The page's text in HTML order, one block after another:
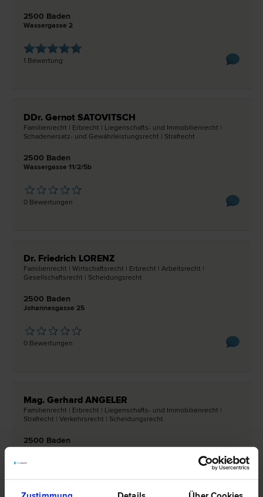
2500 Baden
Wassergasse 2
1 Bewertung
DDr. Gernot SATOVITSCH
Familien­recht | Erb­recht | Liegenschafts- und Immobilien­recht |
Schadenersatz- und Gewährleistungs­recht | Straf­recht
2500 Baden
Wassergasse 11/2/5b
0 Bewertungen
Dr. Friedrich LORENZ
Familien­recht | Wirtschafts­recht | Erb­recht | Arbeits­recht |
Gesellschafts­recht | Scheidungs­recht
2500 Baden
Johannesgasse 25
0 Bewertungen
Mag. Gerhard ANGELER
Familien­recht | Erb­recht | Liegenschafts- und Immobilien­recht |
Straf­recht | Verkehrs­recht | Scheidungs­recht
2500 Baden
Grabengasse 21